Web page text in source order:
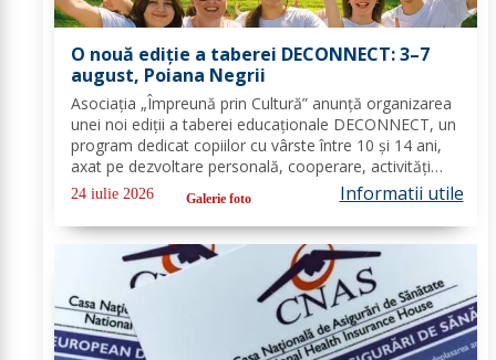
O nouă ediție a taberei DECONNECT: 3–7
august, Poiana Negrii
Asociația „Împreună prin Cultură” anunță organizarea
unei noi ediții a taberei educaționale DECONNECT, un
program dedicat copiilor cu vârste între 10 și 14 ani,
axat pe dezvoltare personală, cooperare, activități
outdoor și deconectare totală de la telefon. O tabără
cu sens, nu doar o vacanță!...
24 iulie 2026 Galerie foto Informatii utile